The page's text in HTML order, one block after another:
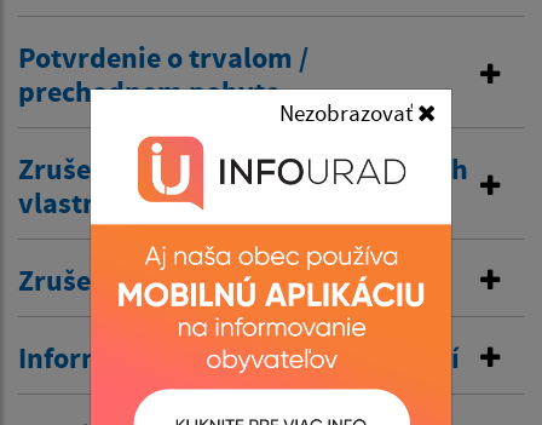
Nezobrazovať
Potvrdenie o trvalom /
prechodnom pobyte
Zrušenie trvalého pobytu na návrh
vlastníka budovy
Zrušenie prechodného pobytu
Informovanie o pobyte v zahraničí